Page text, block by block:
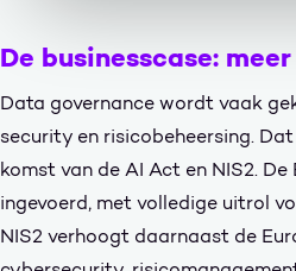
De businesscase:
Data governance wordt vaak
security en risicobeheersing.
komst van de AI Act en NIS2.
ingevoerd, met volledige uitrol
NIS2 verhoogt daarnaast de